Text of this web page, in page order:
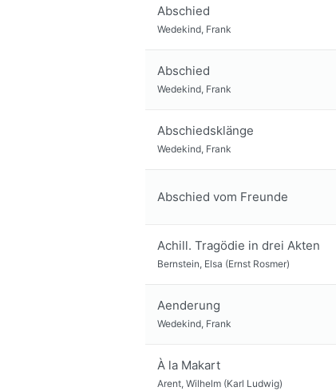
Abschied
Wedekind, Frank
Abschied
Wedekind, Frank
Abschiedsklänge
Wedekind, Frank
Abschied vom Freunde
Achill. Tragödie in drei Akten
Bernstein, Elsa (Ernst Rosmer)
Aenderung
Wedekind, Frank
À la Makart
Arent, Wilhelm (Karl Ludwig)